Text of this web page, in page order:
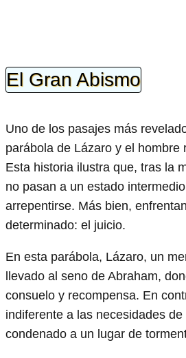
El Gran Abismo
Uno de los pasajes más
parábola de Lázaro y el hombre
Esta historia ilustra que, tras la
no pasan a un estado
arrepentirse. Más bien,
determinado: el juicio.
En esta parábola, Lázaro, un
llevado al seno de Abraham,
consuelo y recompensa. En
indiferente a las necesidades
condenado a un lugar de